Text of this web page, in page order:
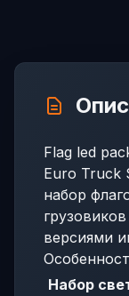
Flag led
Euro Truck
набор
версиями
Набор